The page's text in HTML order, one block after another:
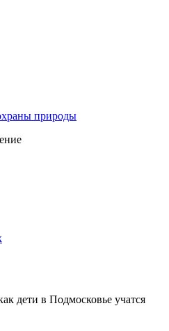
дети в Подмосковье учатся